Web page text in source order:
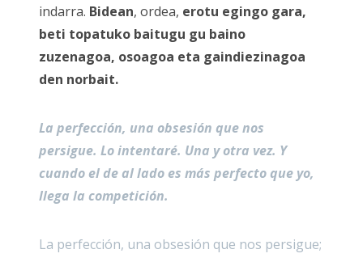
indarra. Bidean, ordea, erotu egingo gara,
beti topatuko baitugu gu baino
zuzenagoa, osoagoa eta gaindiezinagoa
den norbait.
La perfección, una obsesión que nos
persigue. Lo intentaré. Una y otra vez. Y
cuando el de al lado es más perfecto que yo,
llega la competición.
La perfección, una obsesión que nos persigue;